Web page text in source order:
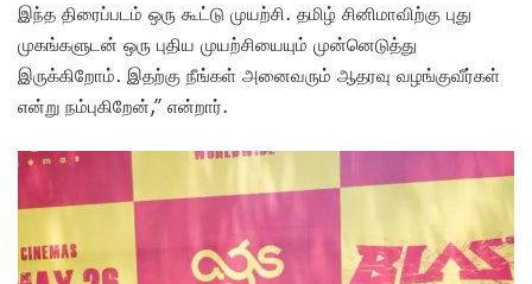
இந்த திரைப்படம் ஒரு கூட்டு முயற்சி. தமிழ் சினிமாவிற்கு புது
முகங்களுடன் ஒரு புதிய முயற்சியையும் முன்னெடுத்து
இருக்கிறோம். இதற்கு நீங்கள் அனைவரும் ஆதரவு வழங்குவீர்கள்
என்று நம்புகிறேன்,” என்றார்.